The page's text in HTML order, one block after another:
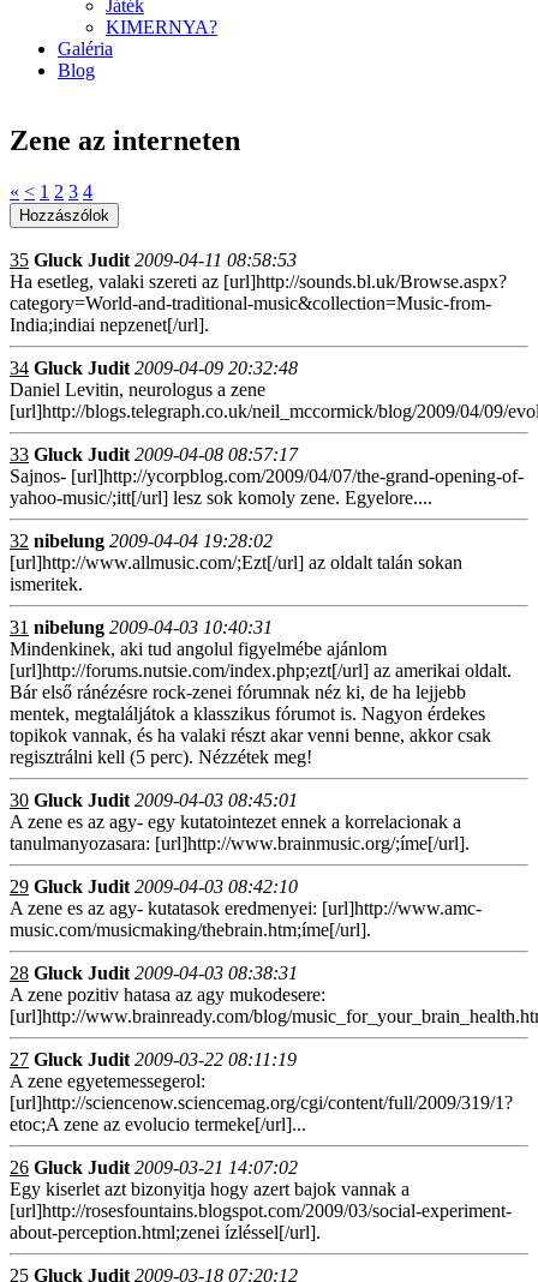
Játék
KIMERNYA?
Galéria
Blog
Zene az interneten
« < 1 2 3 4
35 Gluck Judit 2009-04-11 08:58:53
Ha esetleg, valaki szereti az [url]http://sounds.bl.uk/Browse.aspx?
category=World-and-traditional-music&collection=Music-from-
India;indiai nepzenet[/url].
34 Gluck Judit 2009-04-09 20:32:48
Daniel Levitin, neurologus a zene
[url]http://blogs.telegraph.co.uk/neil_mccormick/blog/2009/04/09/
33 Gluck Judit 2009-04-08 08:57:17
Sajnos- [url]http://ycorpblog.com/2009/04/07/the-grand-opening-of-
yahoo-music/;itt[/url] lesz sok komoly zene. Egyelore....
32 nibelung 2009-04-04 19:28:02
[url]http://www.allmusic.com/;Ezt[/url] az oldalt talán sokan
ismeritek.
31 nibelung 2009-04-03 10:40:31
Mindenkinek, aki tud angolul figyelmébe ajánlom
[url]http://forums.nutsie.com/index.php;ezt[/url] az amerikai oldalt.
Bár első ránézésre rock-zenei fórumnak néz ki, de ha lejjebb
mentek, megtaláljátok a klasszikus fórumot is. Nagyon érdekes
topikok vannak, és ha valaki részt akar venni benne, akkor csak
regisztrálni kell (5 perc). Nézzétek meg!
30 Gluck Judit 2009-04-03 08:45:01
A zene es az agy- egy kutatointezet ennek a korrelacionak a
tanulmanyozasara: [url]http://www.brainmusic.org/;íme[/url].
29 Gluck Judit 2009-04-03 08:42:10
A zene es az agy- kutatasok eredmenyei: [url]http://www.amc-
music.com/musicmaking/thebrain.htm;íme[/url].
28 Gluck Judit 2009-04-03 08:38:31
A zene pozitiv hatasa az agy mukodesere:
[url]http://www.brainready.com/blog/
27 Gluck Judit 2009-03-22 08:11:19
A zene egyetemessegerol:
[url]http://sciencenow.sciencemag.org/cgi/content/full/2009/319/1?
etoc;A zene az evolucio termeke[/url]...
26 Gluck Judit 2009-03-21 14:07:02
Egy kiserlet azt bizonyitja hogy azert bajok vannak a
[url]http://rosesfountains.blogspot.com/2009/03/social-experiment-
about-perception.html;zenei ízléssel[/url].
25 Gluck Judit 2009-03-18 07:20:12